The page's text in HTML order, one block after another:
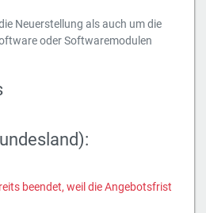
Neuerstellung als auch um die
oder Softwaremodulen
beendet, weil die Angebotsfrist